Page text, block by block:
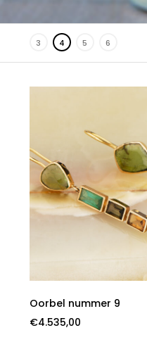
3 4 5 6
Oorbel nummer 9
€4.535,00